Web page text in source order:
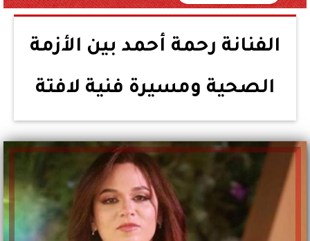
الفنانة رحمة أحمد بين الأزمة
الصحية ومسيرة فنية لافتة